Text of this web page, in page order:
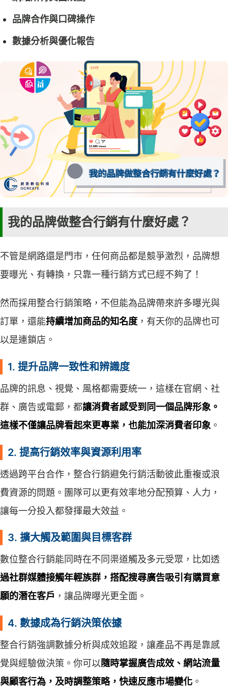
品牌合作與口碑操作
數據分析與優化報告
我的品牌做整合行銷有什麼好處？
不管是網路還是門市，任何商品都是競爭激烈，品牌想
要曝光、有轉換，只靠一種行銷方式已經不夠了！
然而採用整合行銷策略，不但能為品牌帶來許多曝光與
訂單，還能持續增加商品的知名度 ，有天你的品牌也可
以是連鎖店。
1. 提升品牌一致性和辨識度
品牌的訊息、視覺、風格都需要統一，這樣在官網、社
群、廣告或電郵，都讓消費者感受到同一個品牌形象。
這樣不僅讓品牌看起來更專業，也能加深消費者印象 。
2. 提高行銷效率與資源利用率
透過跨平台合作，整合行銷避免行銷活動彼此重複或浪
費資源的問題。團隊可以更有效率地分配預算、人力，
讓每一分投入都發揮最大效益。
3. 擴大觸及範圍與目標客群
數位整合行銷能同時在不同渠道觸及多元受眾，比如透
過社群媒體接觸年輕族群，搭配搜尋廣告吸引有購買意
願的潛在客戶 ，讓品牌曝光更全面。
4. 數據成為行銷決策依據
整合行銷強調數據分析與成效追蹤，讓產品不再是靠感
覺與經驗做決策。你可以 隨時掌握廣告成效、網站流量
與顧客行為，及時調整策略，快速反應市場變化 。